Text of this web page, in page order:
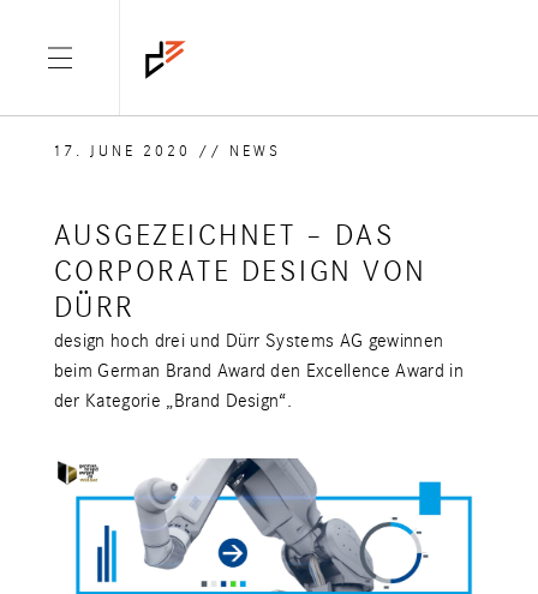
17. JUNE 2020 / / NEWS
AUSGEZEICHNET – DAS
CORPORATE DESIGN VON
DÜRR
design hoch drei und Dürr Systems AG gewinnen
beim German Brand Award den Excellence Award in
der Kategorie „Brand Design“.